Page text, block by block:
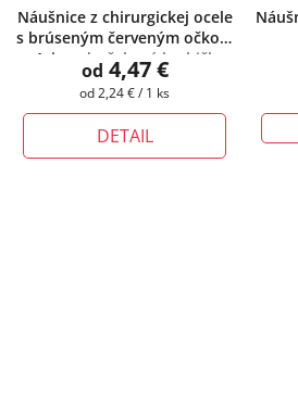
Náušnice z chirurgickej ocele
s brúseným červeným očkom
- Aria
+ darčeková krabička
zadarmo
od 4,47 €
Jednotková
od 2,24 € / 1 ks
DETAIL